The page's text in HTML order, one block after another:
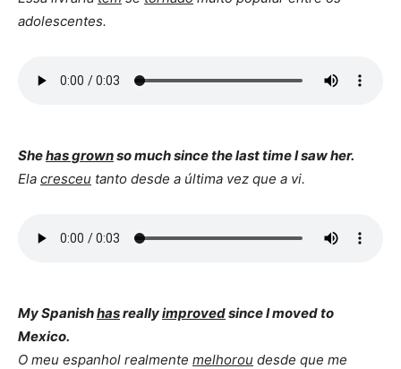
adolescentes.
Shehas grownso much since the last time I saw her.
Ela cresceu tanto desde a última vez que a vi.
My Spanishhasreallyimprovedsince I moved to
Mexico.
O meu espanhol realmente melhorou desde que me